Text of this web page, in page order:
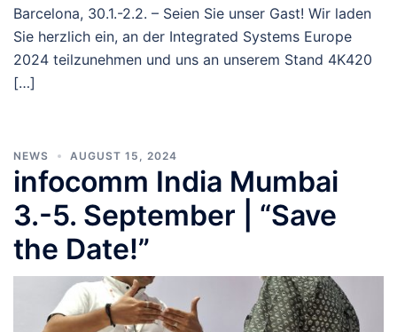
Barcelona, 30.1.-2.2. – Seien Sie unser Gast! Wir laden
Sie herzlich ein, an der Integrated Systems Europe
2024 teilzunehmen und uns an unserem Stand 4K420
[…]
NEWS AUGUST 15, 2024
infocomm India Mumbai
3.-5. September | “Save
the Date!”